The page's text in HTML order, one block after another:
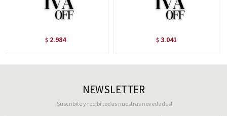
$ 2.984 $ 3.041
NEWSLETTER
¡Suscribite y recibí todas nuestras novedades!